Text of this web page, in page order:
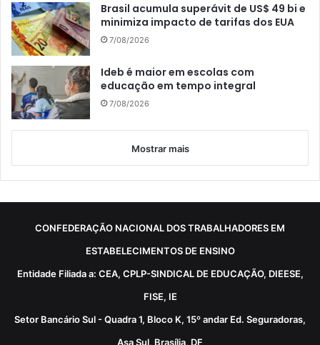
Brasil acumula superávit de US$ 49 bi e
minimiza impacto de tarifas dos EUA
7/08/2026
Ideb é maior em escolas com
educação em tempo integral
7/08/2026
Mostrar mais
CONFEDERAÇÃO NACIONAL DOS TRABALHADORES EM
ESTABELECIMENTOS DE ENSINO
Entidade Filiada a: CEA, CPLP-SINDICAL DE EDUCAÇÃO, DIEESE,
FISE, IE
Setor Bancário Sul - Quadra 1, Bloco K, 15º andar Ed. Seguradoras,
Asa Sul, Brasília, DF